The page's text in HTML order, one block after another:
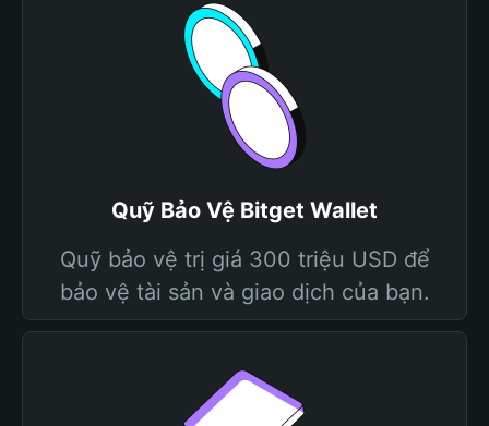
Quỹ Bảo Vệ Bitget Wallet
Quỹ bảo vệ trị giá 300 triệu USD để
bảo vệ tài sản và giao dịch của bạn.